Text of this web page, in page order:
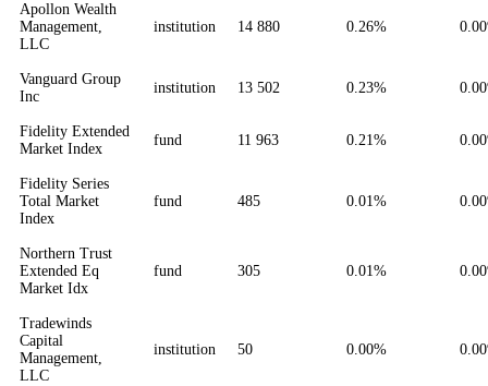
Apollon Wealth
Management,
LLC
institution 14 880 0.26%
Vanguard Group
Inc
institution 13 502 0.23%
Fidelity Extended
Market Index
fund 11 963 0.21%
Fidelity Series
Total Market
Index
fund 485 0.01%
Northern Trust
Extended Eq
Market Idx
fund 305 0.01%
Tradewinds
Capital
Management,
LLC
institution 50 0.00%